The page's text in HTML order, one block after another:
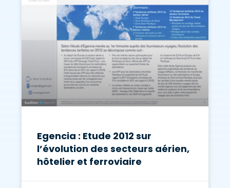
Egencia : Etude 2012 sur
l’évolution des secteurs aérien,
hôtelier et ferroviaire